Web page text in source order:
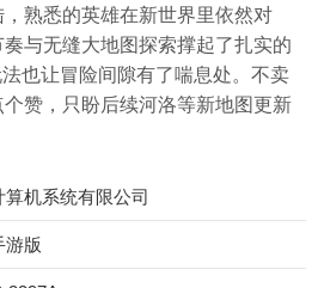
熟悉的英雄在新世界里依然对
与无缝大地图探索撑起了扎实的
也让冒险间隙有了喘息处。不卖
赞，只盼后续河洛等新地图更新
机系统有限公司
游版